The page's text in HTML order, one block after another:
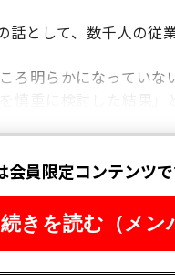
話として、数千人の従
ろ明らかになってい